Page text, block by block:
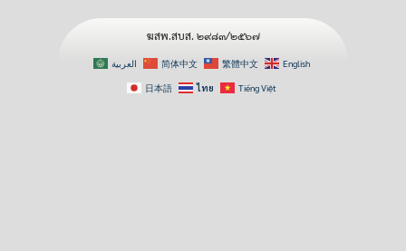
ฆสพ.สบส. ๒๙๘๓/๒๕๖๗
العربية 简体中文 繁體中文 English
日本語 ไทย Tiếng Việt